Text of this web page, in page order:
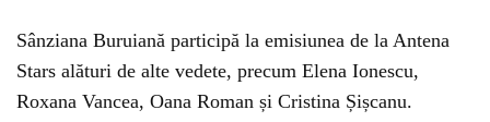
Sânziana Buruiană participă la emisiunea de la Antena
Stars alături de alte vedete, precum Elena Ionescu,
Roxana Vancea, Oana Roman și Cristina Șișcanu.